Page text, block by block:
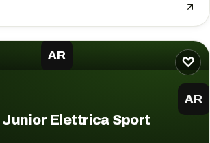
♡
AR
AR
Junior Elettrica Sport